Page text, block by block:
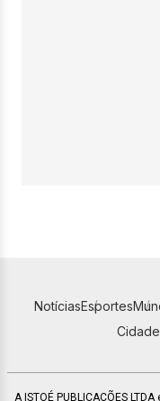
NotíciasEsportes
A ISTOÉ PUBLICAÇÕES